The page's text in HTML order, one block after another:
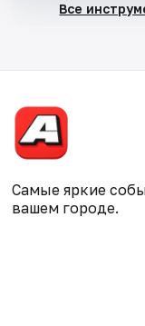
Все
Самые яркие
вашем городе.